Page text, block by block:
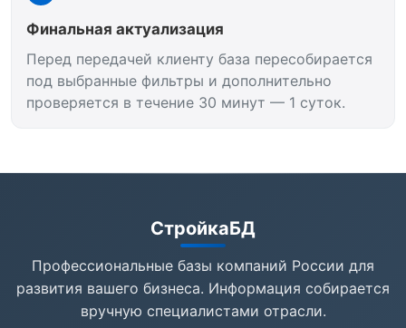
Финальная актуализация
Перед передачей клиенту база пересобирается
под выбранные фильтры и дополнительно
проверяется в течение 30 минут — 1 суток.
СтройкаБД
Профессиональные базы компаний России для
развития вашего бизнеса. Информация собирается
вручную специалистами отрасли.